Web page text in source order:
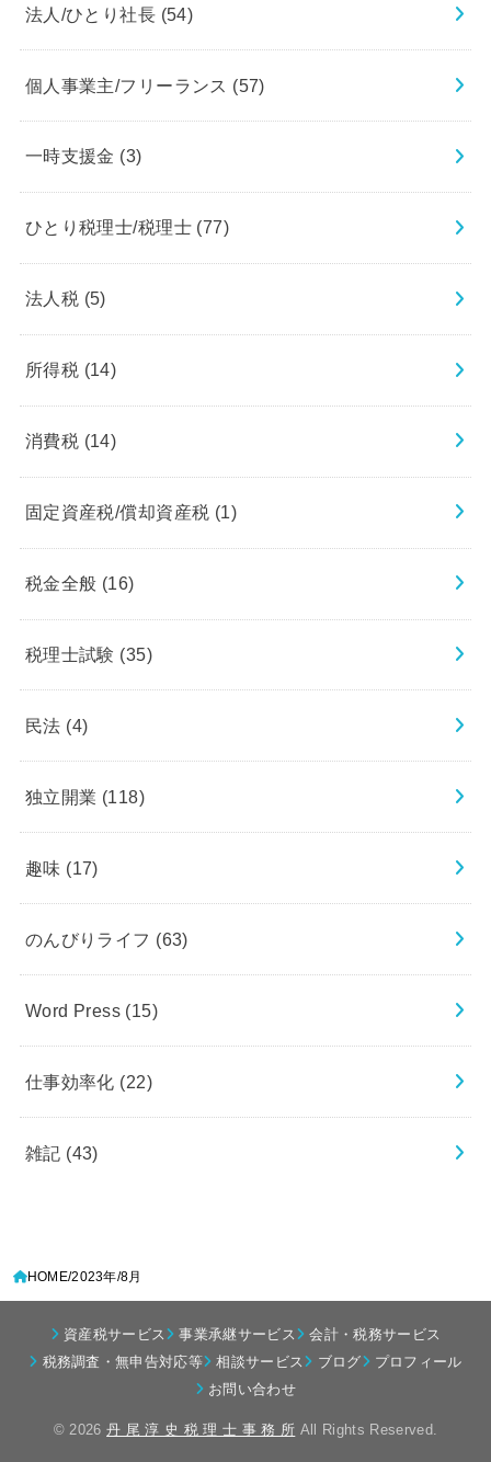
法人/ひとり社長 (54)
個人事業主/フリーランス (57)
一時支援金 (3)
ひとり税理士/税理士 (77)
法人税 (5)
所得税 (14)
消費税 (14)
固定資産税/償却資産税 (1)
税金全般 (16)
税理士試験 (35)
民法 (4)
独立開業 (118)
趣味 (17)
のんびりライフ (63)
Word Press (15)
仕事効率化 (22)
雑記 (43)
HOME 2023年 8月
資産税サービス 事業承継サービス
会計・税務サービス
税務調査・無申告対応等
相談サービス ブログ
プロフィール
お問い合わせ
© 2026丹 尾 淳 史 税 理 士 事 務 所 All Rights Reserved.